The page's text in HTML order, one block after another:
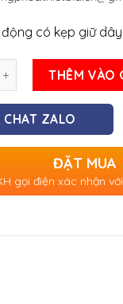
có kẹp giữ dây
THÊM VÀO
CHAT ZALO
ĐẶT MUA
gọi điện xác nhận